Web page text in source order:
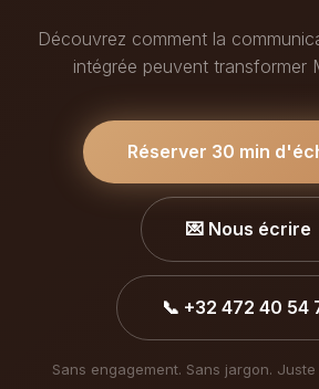
Découvrez comment la
intégrée peuvent transformer
Réserver 30 min
💌 Nous écrire
📞 +32 472 40 54
Sans engagement. Sans jargon.